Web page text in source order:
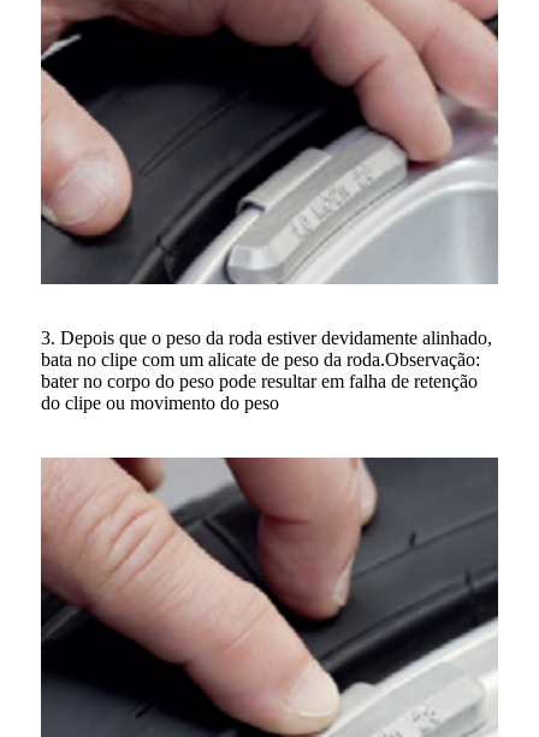
3. Depois que o peso da roda estiver devidamente alinhado,
bata no clipe com um alicate de peso da roda.Observação:
bater no corpo do peso pode resultar em falha de retenção
do clipe ou movimento do peso